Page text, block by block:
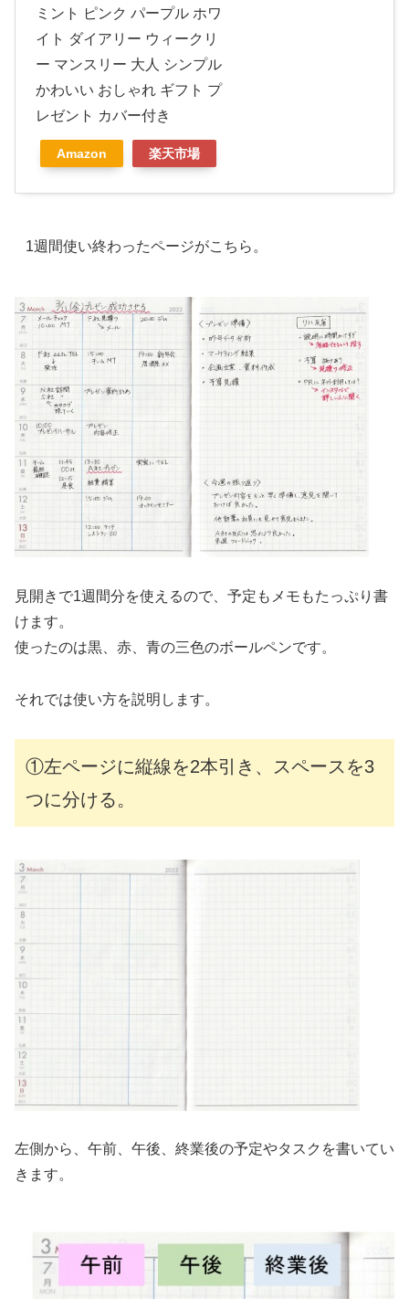
ミント ピンク パープル ホワ
イト ダイアリー ウィークリ
ー マンスリー 大人 シンプル
かわいい おしゃれ ギフト プ
レゼント カバー付き
Amazon 楽天市場
1週間使い終わったページがこちら。
見開きで1週間分を使えるので、予定もメモもたっぷり書
けます。
使ったのは黒、赤、青の三色のボールペンです。
それでは使い方を説明します。
①左ページに縦線を2本引き、スペースを3
つに分ける。
左側から、午前、午後、終業後の予定やタスクを書いてい
きます。